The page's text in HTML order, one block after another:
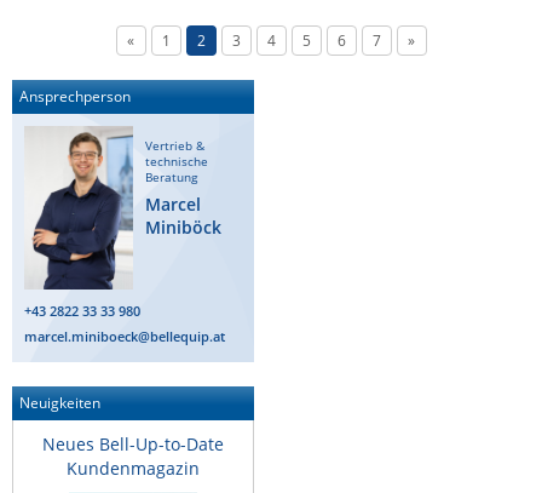
« 1 2 3 4 5 6 7 »
Ansprechperson
Vertrieb &
technische
Beratung
Marcel
Miniböck
+43 2822 33 33 980
marcel.miniboeck@bellequip.at
Neuigkeiten
Neues Bell-Up-to-Date
Kundenmagazin